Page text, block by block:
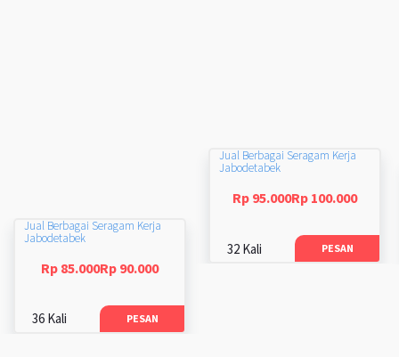
Jual Berbagai Seragam Kerja
Jabodetabek
Rp 95.000Rp 100.000
32 Kali PESAN
Jual Berbagai Seragam Kerja
Jabodetabek
Rp 85.000Rp 90.000
36 Kali PESAN